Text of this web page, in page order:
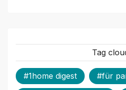
Tag
#1home digest #für